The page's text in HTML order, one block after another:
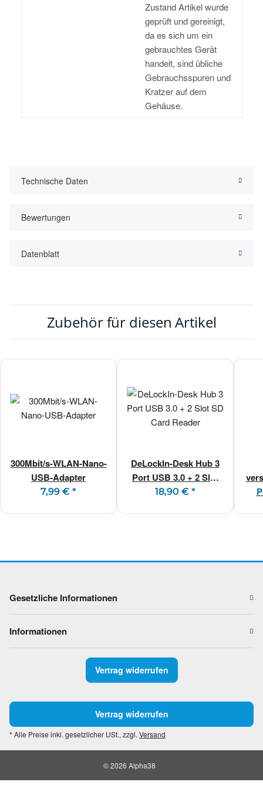
Zustand Artikel wurde
geprüft und gereinigt,
da es sich um ein
gebrauchtes Gerät
handelt, sind übliche
Gebrauchsspuren und
Kratzer auf dem
Gehäuse.
Technische Daten
Bewertungen
Datenblatt
Zubehör für diesen Artikel
300Mbit/s-WLAN-Nano-
USB-Adapter
7,99 € *
DeLockIn-Desk Hub 3
Port USB 3.0 + 2 Slot
SD Card Reader
18,90 € *
Gesetzliche Informationen
Informationen
Vertrag widerrufen
Vertrag widerrufen
* Alle Preise inkl. gesetzlicher USt., zzgl. Versand
© 2026 Alpha38